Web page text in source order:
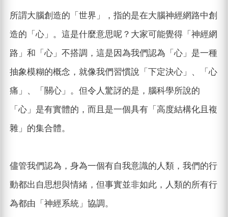
所謂大腦創造的「世界」，指的是在大腦神經網路中創
造的「心」。這是什麼意思呢？大家可能覺得「神經網
路」和「心」不搭調，這是因為我們認為「心」是一種
抽象模糊的概念，就像我們習慣說「下定決心」、「心
痛」、「關心」。但令人驚訝的是，腦科學所說的
「心」是有實體的，而且是一個具有「高度結構化且複
雜」的集合體。
儘管我們認為，身為一個有自我意識的人類，我們的行
動都出自思想與情緒，但事實並非如此，人類的所有行
為都由「神經系統」協調。